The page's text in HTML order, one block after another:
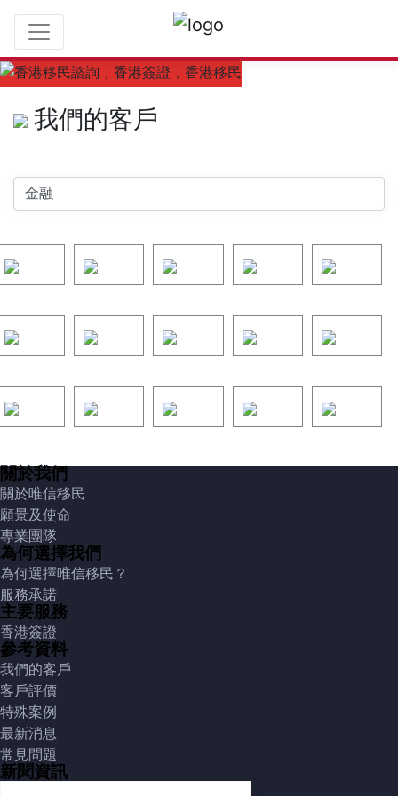
參考資料
我們的客戶
關於我們
關於唯信移民
願景及使命
專業團隊
為何選擇我們
為何選擇唯信移民？
服務承諾
主要服務
香港簽證
參考資料
我們的客戶
客戶評價
特殊案例
最新消息
常見問題
新聞資訊